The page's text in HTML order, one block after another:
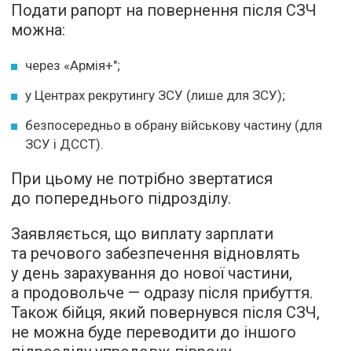
Подати рапорт на повернення після СЗЧ
можна:
через «Армія+";
у Центрах рекрутингу ЗСУ (лише для ЗСУ);
безпосередньо в обрану військову частину (для
ЗСУ і ДССТ).
При цьому не потрібно звертатися
до попереднього підрозділу.
Заявляється, що виплату зарплати
та речового забезпечення відновлять
у день зарахування до нової частини,
а продовольче — одразу після прибуття.
Також бійця, який повернувся після СЗЧ,
не можна буде переводити до іншого